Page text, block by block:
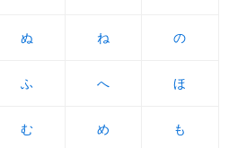
ぬ
ぬ ね
ね の
の
ふ
ふ へ
へ ほ
ほ
む
む め
め も
も